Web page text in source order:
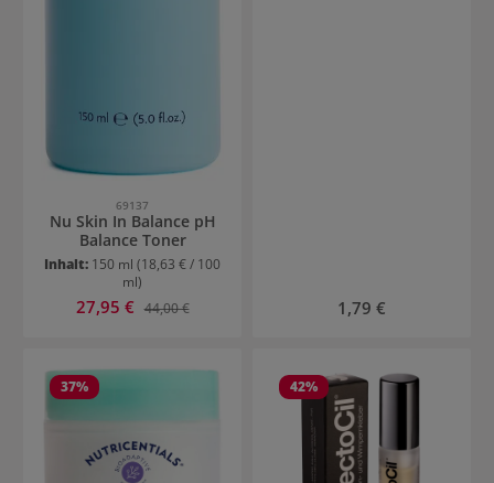
69137
Nu Skin In Balance pH
Balance Toner
Inhalt: 150 ml (18,63 € / 100
ml)
Verkaufspreis:
27,95 € Regulärer Preis:
44,00 € Regulärer Preis:
1,79 €
37% 42%